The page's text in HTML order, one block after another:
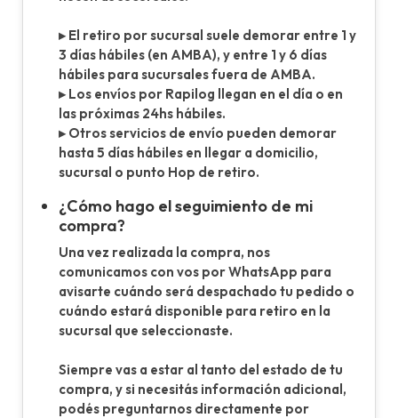
▸ El retiro por sucursal suele demorar entre 1 y
3 días hábiles (en AMBA), y entre 1 y 6 días
hábiles para sucursales fuera de AMBA.
▸ Los envíos por Rapilog llegan en el día o en
las próximas 24hs hábiles.
▸ Otros servicios de envío pueden demorar
hasta 5 días hábiles en llegar a domicilio,
sucursal o punto Hop de retiro.
¿Cómo hago el seguimiento de mi
compra?
Una vez realizada la compra, nos
comunicamos con vos por WhatsApp para
avisarte cuándo será despachado tu pedido o
cuándo estará disponible para retiro en la
sucursal que seleccionaste.
Siempre vas a estar al tanto del estado de tu
compra, y si necesitás información adicional,
podés preguntarnos directamente por